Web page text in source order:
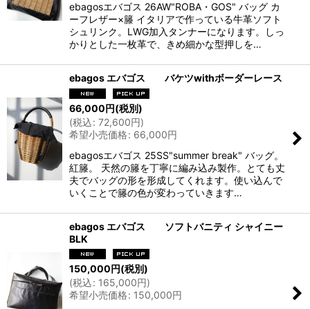
ebagosエバゴス 26AW"ROBA・GOS" バッグ カ
ーフレザー×籐 イタリアで作っている牛革ソフト
シュリンク。LWG加入タンナーになります。しっ
かりとした一枚革で、きめ細かな型押しを…
ebagos エバゴス バケツwithボーダーレース
66,000円(税別)
(税込: 72,600円)
希望小売価格: 66,000円
ebagosエバゴス 25SS"summer break" バッグ。
紅籐。 天然の籐を丁寧に編み込み製作。とても丈
夫でバッグの形を形成してくれます。使い込んで
いくことで籐の色が変わっていきます…
ebagos エバゴス ソフトバニティ シャイニー
BLK
150,000円(税別)
(税込: 165,000円)
希望小売価格: 150,000円